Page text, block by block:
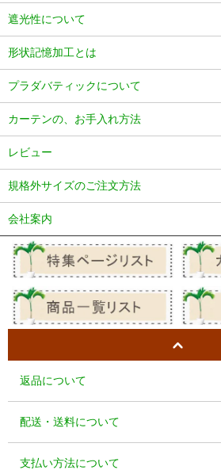
遮光性について
形状記憶加工とは
プラダバティックについて
カーテンの、お手入れ方法
レビュー
規格外サイズのご注文方法
会社案内
返品について
配送・送料について
支払い方法について